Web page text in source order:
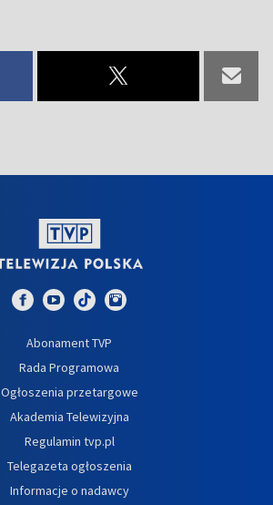
Abonament TVP
Rada Programowa
Ogłoszenia przetargowe
Akademia Telewizyjna
Regulamin tvp.pl
Telegazeta ogłoszenia
Informacje o nadawcy